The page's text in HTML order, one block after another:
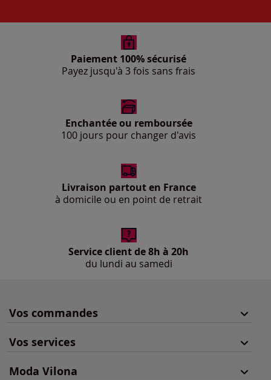
Paiement 100% sécurisé
Payez jusqu'à 3 fois sans frais
Enchantée ou remboursée
100 jours pour changer d'avis
Livraison partout en France
à domicile ou en point de retrait
Service client de 8h à 20h
du lundi au samedi
Vos commandes
Vos services
Moda Vilona